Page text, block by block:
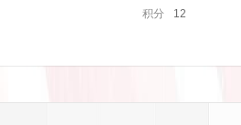
积分
12